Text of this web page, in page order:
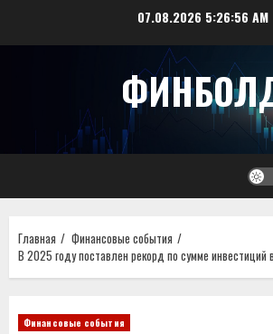
07.08.2026 5:26:56 AM
Главная
Финансовые события
В 2025 году поставлен рекорд по сумме инвестиций
Финансовые события